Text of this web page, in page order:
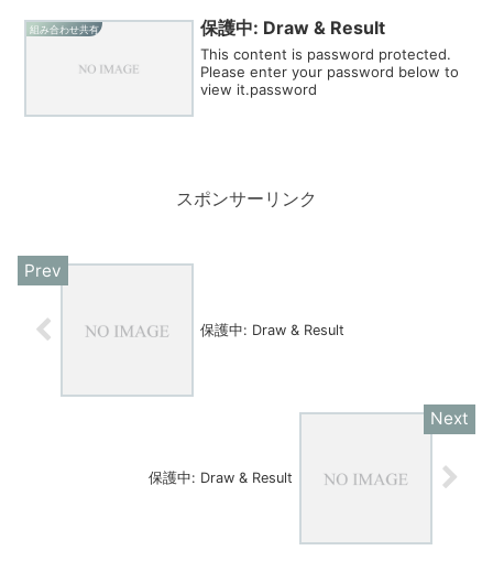
組み合わせ共有 保護中: Draw & Result
This content is password protected.
Please enter your password below to
view it.password
スポンサーリンク
保護中: Draw & Result
保護中: Draw & Result